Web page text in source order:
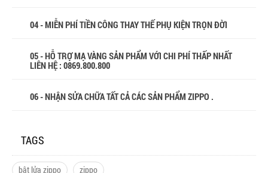
04 - MIỄN PHÍ TIỀN CÔNG THAY THẾ PHỤ KIỆN TRỌN ĐỜI
05 - HỖ TRỢ MẠ VÀNG SẢN PHẨM VỚI CHI PHÍ THẤP NHẤT
LIÊN HỆ : 0869.800.800
06 - NHẬN SỬA CHỮA TẤT CẢ CÁC SẢN PHẨM ZIPPO .
TAGS
bật lửa zippo zippo